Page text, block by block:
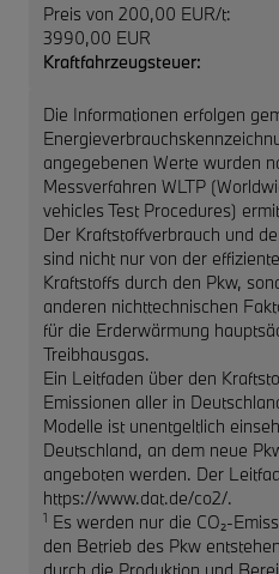
Preis von 200,00 EUR/t:
3990,00 EUR
Kraftfahrzeugsteuer:
Die Informationen erfolgen
angegebenen Werte wurden
Messverfahren WLTP
vehicles Test Procedures)
Der Kraftstoffverbrauch und
sind nicht nur von der
Kraftstoffs durch den Pkw,
anderen nichttechnischen
für die Erderwärmung
Treibhausgas.
Ein Leitfaden über den
Emissionen aller in
Modelle ist unentgeltlich
Deutschland, an dem neue
angeboten werden. Der
https://www.dat.de/co2/.
1 Es werden nur die CO₂-
den Betrieb des Pkw